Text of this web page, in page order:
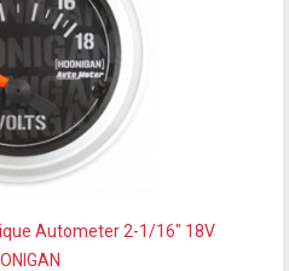
Autometer 2-1/16" 18V